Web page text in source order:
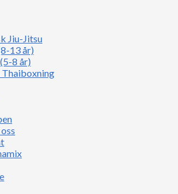
Jiu-Jitsu
13 år)
8 år)